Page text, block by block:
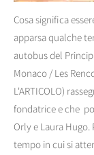
Cosa significa
apparsa qualche
autobus del
Monaco / Les
L'ARTICOLO)
fondatrice e che
Orly e Laura
tempo in cui si